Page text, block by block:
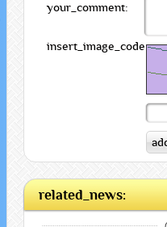
your_comment:
insert_image_code:
related_news: